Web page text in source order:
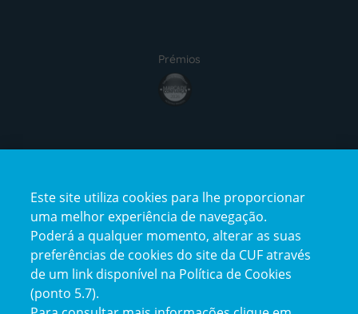
Prémios
award4
certification2certification3
Este site utiliza cookies para lhe proporcionar
uma melhor experiência de navegação.
Poderá a qualquer momento, alterar as suas
preferências de cookies do site da CUF através
de um link disponível na Política de Cookies
(ponto 5.7).